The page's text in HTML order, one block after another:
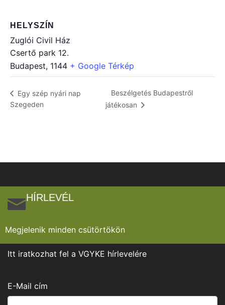
HELYSZÍN
Zuglói Civil Ház
Csertő park 12.
Budapest, 1144 + Google Térkép
Egy szép nyári nap
Szegeden
Beszélgetés Budapestről
játékosan
HÍRLEVÉL
Megjelenik minden csütörtökön
Itt iratkozhat fel a VGYKE hírlevelére
E-Mail cím